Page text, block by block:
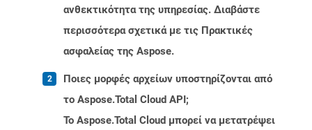
ανθεκτικότητα της υπηρεσίας. Διαβάστε
περισσότερα σχετικά με τις Πρακτικές
ασφαλείας της Aspose.
Ποιες μορφές αρχείων υποστηρίζονται από
το Aspose.Total Cloud API;
Το Aspose.Total Cloud μπορεί να μετατρέψει